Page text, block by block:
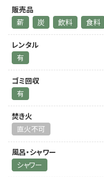
販売品
薪
炭 飲料 食料
レンタル
有
ゴミ回収
有
焚き火
直火不可
風呂・シャワー
シャワー